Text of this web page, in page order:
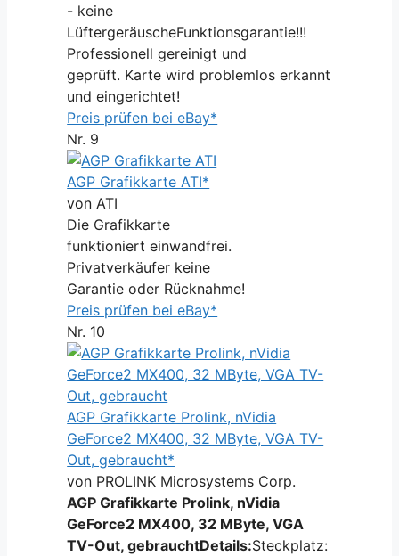
- keine
LüftergeräuscheFunktionsgarantie!!!
Professionell gereinigt und
geprüft. Karte wird problemlos erkannt
und eingerichtet!
Preis prüfen bei eBay*
Nr. 9
AGP Grafikkarte ATI*
von ATI
Die Grafikkarte
funktioniert einwandfrei.
Privatverkäufer keine
Garantie oder Rücknahme!
Preis prüfen bei eBay*
Nr. 10
AGP Grafikkarte Prolink, nVidia
GeForce2 MX400, 32 MByte, VGA TV-
Out, gebraucht*
von PROLINK Microsystems Corp.
AGP Grafikkarte Prolink, nVidia
GeForce2 MX400, 32 MByte, VGA
TV-Out, gebrauchtDetails:Steckplatz: